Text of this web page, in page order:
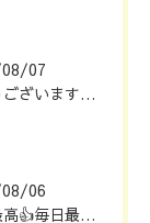
07
おはようございます🖐️😊
06
朝から最高👍毎日最幸の😁マツジン社長でございます🤗